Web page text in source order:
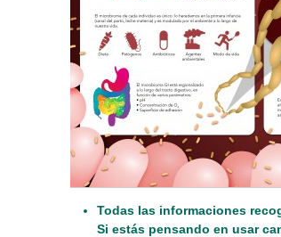
Todas las informaciones
Si estás pensando en usar